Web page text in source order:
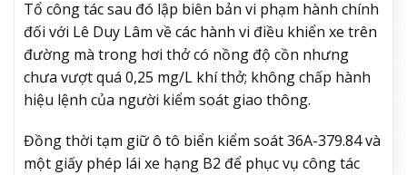
Tổ công tác sau đó lập biên bản vi phạm hành chính
đối với Lê Duy Lâm về các hành vi điều khiển xe trên
đường mà trong hơi thở có nồng độ cồn nhưng
chưa vượt quá 0,25 mg/L khí thở; không chấp hành
hiệu lệnh của người kiểm soát giao thông.
Đồng thời tạm giữ ô tô biển kiểm soát 36A-379.84 và
một giấy phép lái xe hạng B2 để phục vụ công tác